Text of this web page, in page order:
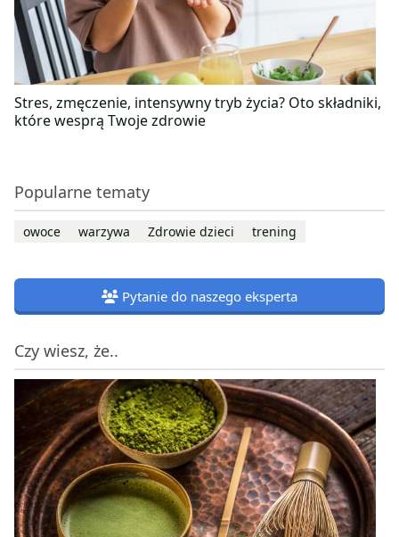
Stres, zmęczenie, intensywny tryb życia? Oto składniki,
które wesprą Twoje zdrowie
Popularne tematy
owoce warzywa Zdrowie dzieci trening
Pytanie do naszego eksperta
Czy wiesz, że..